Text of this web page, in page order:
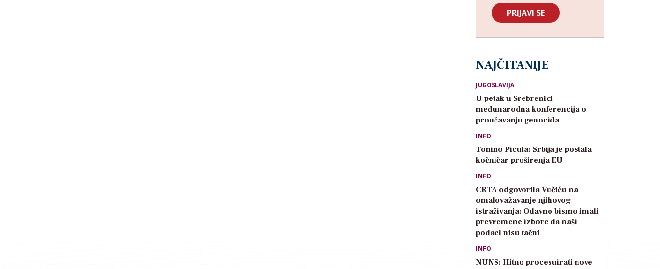
NAJČITANIJE
JUGOSLAVIJA
U petak u Srebrenici
međunarodna konferencija o
proučavanju genocida
INFO
Tonino Picula: Srbija je postala
kočničar proširenja EU
INFO
CRTA odgovorila Vučiću na
omalovažavanje njihovog
istraživanja: Odavno bismo imali
prevremene izbore da naši
podaci nisu tačni
INFO
NUNS: Hitno procesuirati nove